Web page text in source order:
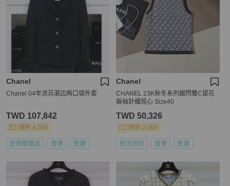
Chanel
Chanel 04年流苏滚边两口袋外套
TWD 107,842
現折 4,500
近新閒置品 香港 免運
Chanel
CHANEL 23K秋冬系列銀閃雙C提花
無袖針織背心 Size40
TWD 50,326
現折 2,000
狀況良好 香港 免運